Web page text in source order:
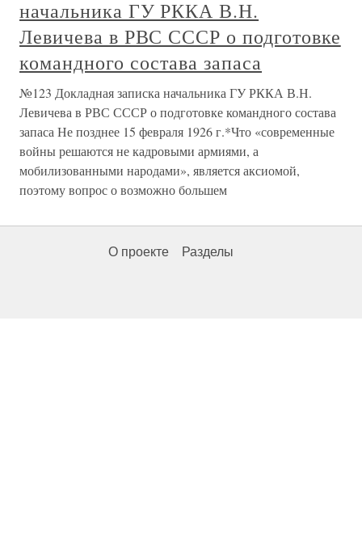
начальника ГУ РККА В.Н.
Левичева в РВС СССР о подготовке
командного состава запаса
№123 Докладная записка начальника ГУ РККА В.Н.
Левичева в РВС СССР о подготовке командного состава
запаса Не позднее 15 февраля 1926 г.*Что «современные
войны решаются не кадровыми армиями, а
мобилизованными народами», является аксиомой,
поэтому вопрос о возможно большем
О проекте Разделы